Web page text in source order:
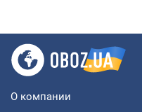
О компании